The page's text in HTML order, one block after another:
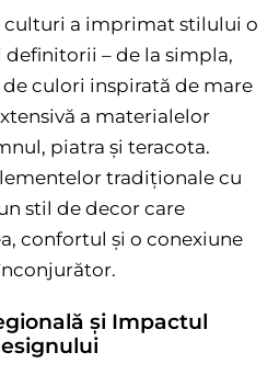
culturi a imprimat stilului o
– de la simpla,
culori inspirată de mare
a materialelor
piatra și teracota.
tradiționale cu
stil de decor care
confortul și o conexiune
și Impactul